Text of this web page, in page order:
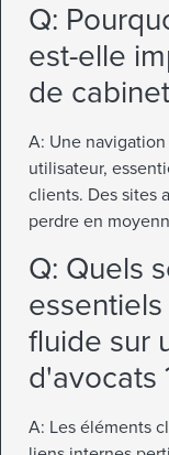
Q:
est-elle
de
A: Une
utilisateur,
clients. Des sites
perdre en
Q: Quels
fluide sur
d'avocats
A: Les éléments